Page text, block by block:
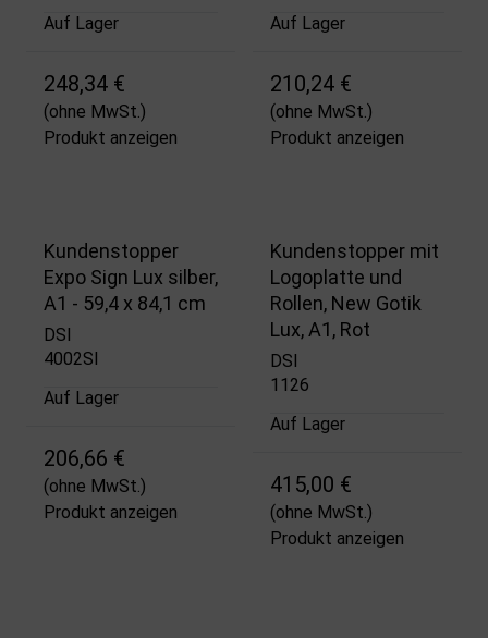
Auf Lager
248,34 €
(ohne MwSt.)
Produkt anzeigen
Auf Lager
210,24 €
(ohne MwSt.)
Produkt anzeigen
Kundenstopper
Expo Sign Lux silber,
A1 - 59,4 x 84,1 cm
DSI
4002SI
Auf Lager
206,66 €
(ohne MwSt.)
Produkt anzeigen
Kundenstopper mit
Logoplatte und
Rollen, New Gotik
Lux, A1, Rot
DSI
1126
Auf Lager
415,00 €
(ohne MwSt.)
Produkt anzeigen